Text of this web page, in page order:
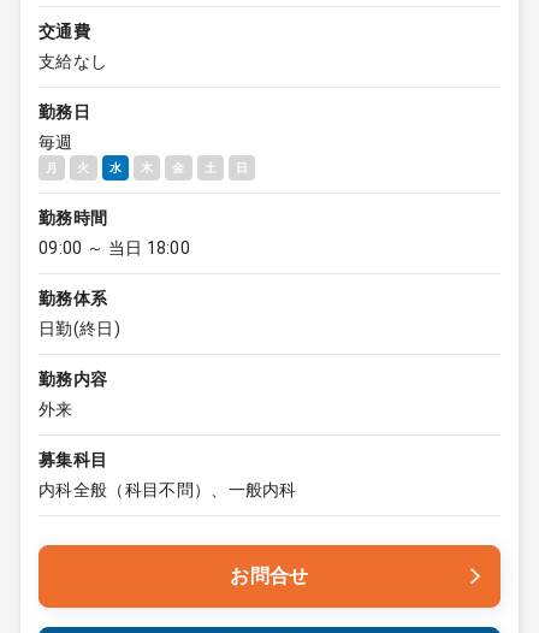
交通費
支給なし
勤務日
毎週
月 火 水 木 金 土 日
勤務時間
09:00 ～ 当日 18:00
勤務体系
日勤(終日)
勤務内容
外来
募集科目
内科全般（科目不問）、一般内科
お問合せ